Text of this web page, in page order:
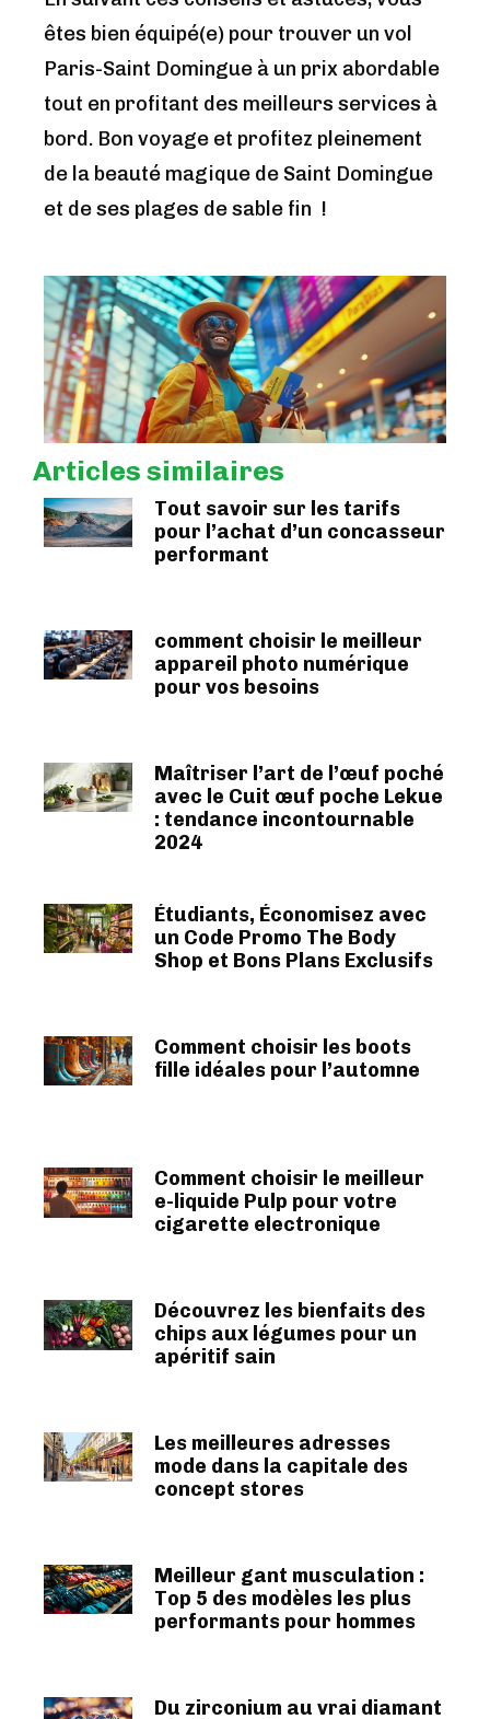
êtes bien équipé(e) pour trouver un vol
Paris-Saint Domingue à un prix abordable
tout en profitant des meilleurs services à
bord. Bon voyage et profitez pleinement
de la beauté magique de Saint Domingue
et de ses plages de sable fin !
Articles similaires
Tout savoir sur les tarifs
pour l’achat d’un concasseur
performant
comment choisir le meilleur
appareil photo numérique
pour vos besoins
Maîtriser l’art de l’œuf poché
avec le Cuit œuf poche Lekue
: tendance incontournable
2024
Étudiants, Économisez avec
un Code Promo The Body
Shop et Bons Plans Exclusifs
Comment choisir les boots
fille idéales pour l’automne
Comment choisir le meilleur
e-liquide Pulp pour votre
cigarette electronique
Découvrez les bienfaits des
chips aux légumes pour un
apéritif sain
Les meilleures adresses
mode dans la capitale des
concept stores
Meilleur gant musculation :
Top 5 des modèles les plus
performants pour hommes
Du zirconium au vrai diamant